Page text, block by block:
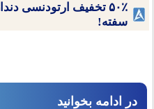
۵۰٪ تخفیف ارتودنسی
سفته!
در ادامه بخوانید